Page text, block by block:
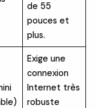
de 55
pouces et
plus.
Exige une
connexion
Internet très
robuste